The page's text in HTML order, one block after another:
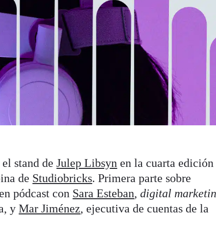
el stand deJulep Libsyn en la cuarta edición
de Studiobricks. Primera parte sobre
en pódcast con Sara Esteban,digital
yMar Jiménez, ejecutiva de cuentas de la